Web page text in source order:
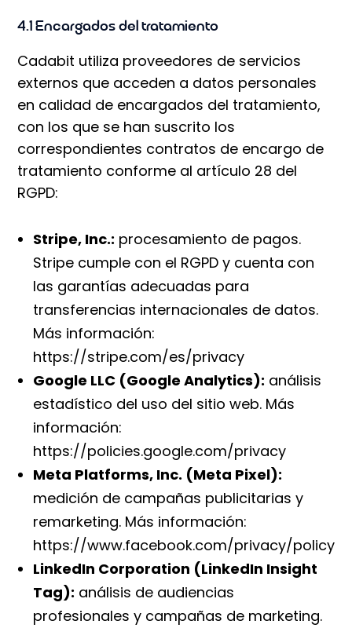
4.1 Encargados del tratamiento
Cadabit utiliza proveedores de servicios
externos que acceden a datos personales
en calidad de encargados del tratamiento,
con los que se han suscrito los
correspondientes contratos de encargo de
tratamiento conforme al artículo 28 del
RGPD:
Stripe, Inc.: procesamiento de pagos.
Stripe cumple con el RGPD y cuenta con
las garantías adecuadas para
transferencias internacionales de datos.
Más información:
https://stripe.com/es/privacy
Google LLC (Google Analytics): análisis
estadístico del uso del sitio web. Más
información:
https://policies.google.com/privacy
Meta Platforms, Inc. (Meta Pixel):
medición de campañas publicitarias y
remarketing. Más información:
https://www.facebook.com/privacy/policy
LinkedIn Corporation (LinkedIn Insight
Tag): análisis de audiencias
profesionales y campañas de marketing.